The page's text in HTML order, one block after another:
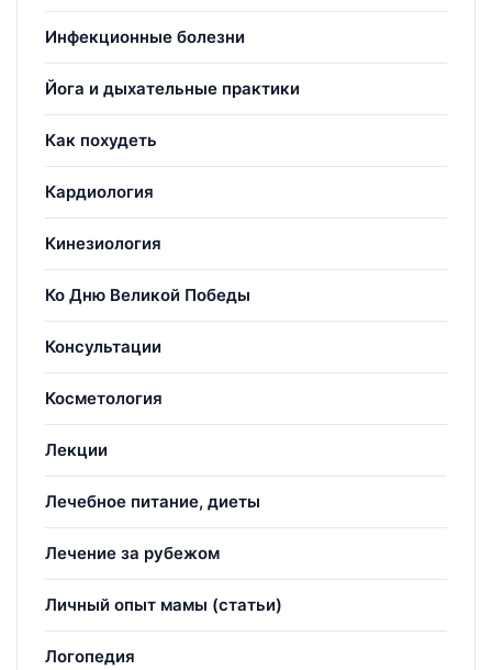
Инфекционные болезни
Йога и дыхательные практики
Как похудеть
Кардиология
Кинезиология
Ко Дню Великой Победы
Консультации
Косметология
Лекции
Лечебное питание, диеты
Лечение за рубежом
Личный опыт мамы (статьи)
Логопедия